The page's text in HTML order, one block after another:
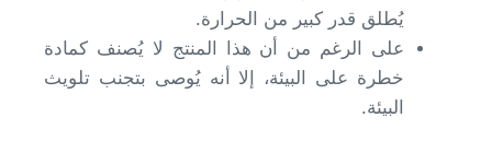
يُطلق قدر كبير من الحرارة.
على الرغم من أن هذا المنتج لا يُصنف كمادة
خطرة على البيئة، إلا أنه يُوصى بتجنب تلويث
البيئة.